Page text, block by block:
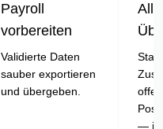
Payroll
vorbereiten
Validierte Daten
sauber exportieren
und übergeben.
—